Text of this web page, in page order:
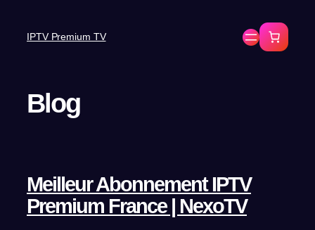
IPTV Premium TV
Blog
Meilleur Abonnement IPTV
Premium France | NexoTV